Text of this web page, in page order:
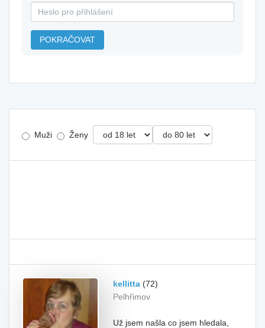
POKRAČOVAT
Muži Ženy
kellitta (72)
Pelhřimov
Už jsem našla co jsem hledala,